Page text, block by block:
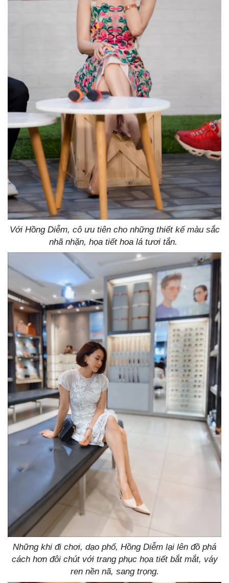
Với Hồng Diễm, cô ưu tiên cho những thiết kế màu sắc
nhã nhặn, họa tiết hoa lá tươi tắn.
Những khi đi chơi, dạo phố, Hồng Diễm lại lên đồ phá
cách hơn đôi chút với trang phục họa tiết bắt mắt, váy
ren nền nã, sang trọng.